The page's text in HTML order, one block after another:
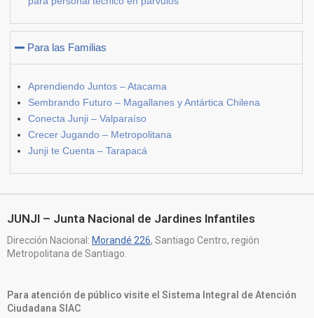
Para las Familias
Aprendiendo Juntos – Atacama
Sembrando Futuro – Magallanes y Antártica Chilena
Conecta Junji – Valparaíso
Crecer Jugando – Metropolitana
Junji te Cuenta – Tarapacá
JUNJI – Junta Nacional de Jardines Infantiles
Dirección Nacional: Morandé 226, Santiago Centro, región
Metropolitana de Santiago.
Para atención de público visite el Sistema Integral de Atención
Ciudadana SIAC